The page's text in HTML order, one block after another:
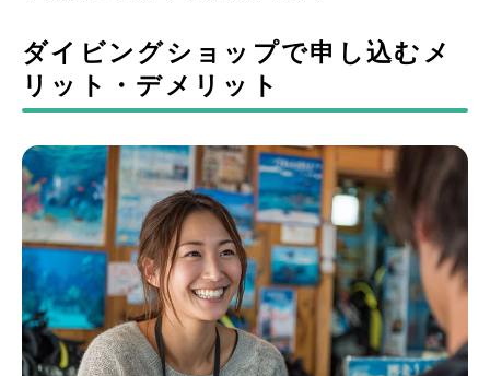
ダイビングショップで申し込むメ
リット・デメリット